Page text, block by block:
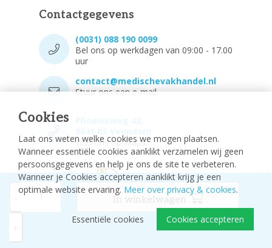
Cookies
Laat ons weten welke cookies we mogen plaatsen.
Wanneer essentiële cookies aanklikt verzamelen wij geen
persoonsgegevens en help je ons de site te verbeteren.
Wanneer je Cookies accepteren aanklikt krijg je een
optimale website ervaring. Meer over privacy & cookies.
Cookies accepteren
Essentiële cookies
Contactgegevens
(0031) 088 190 0099
Bel ons op werkdagen van 09:00 - 17.00
uur
contact@medischevakhandel.nl
Stuur ons een e-mail.
Vind ons op Maps.
© 2026 - Medische vakhandel
Sitemap